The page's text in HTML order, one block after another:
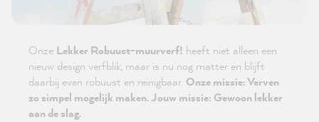
Onze Lekker Robuust-muurverf! heeft niet alleen een
nieuw design verfblik, maar is nu nog matter en blijft
daarbij even robuust en reinigbaar. Onze missie: Verven
zo simpel mogelijk maken. Jouw missie: Gewoon lekker
aan de slag.